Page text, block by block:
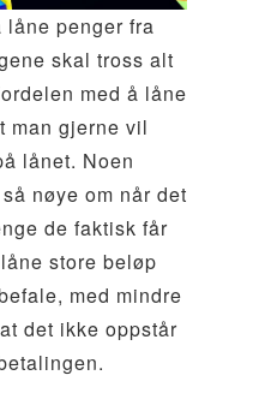
låne penger fra
skal tross alt
med å låne
man gjerne vil
lånet. Noen
nøye om når det
de faktisk får
store beløp
med mindre
det ikke oppstår